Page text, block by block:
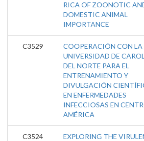
RICA OF ZOONOTIC
DOMESTIC ANIMAL
IMPORTANCE
C3529
COOPERACIÓN CON LA
UNIVERSIDAD DE
DEL NORTE PARA EL
ENTRENAMIENTO Y
DIVULGACIÓN
EN ENFERMEDADES
INFECCIOSAS EN
AMÉRICA
C3524
EXPLORING THE